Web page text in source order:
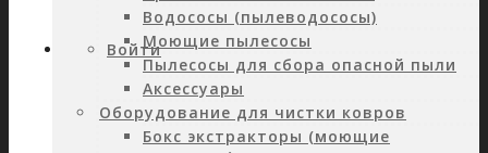
Войти
Водососы (пылеводососы)
Моющие пылесосы
Пылесосы для сбора опасной пыли
Аксессуары
Оборудование для чистки ковров
Бокс экстракторы (моющие